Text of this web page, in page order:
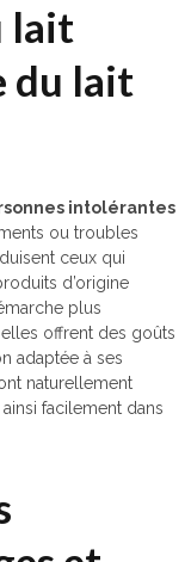
lait
du lait
intolérantes
ou troubles
ceux qui
d’origine
plus
offrent des goûts
adaptée à ses
naturellement
facilement dans